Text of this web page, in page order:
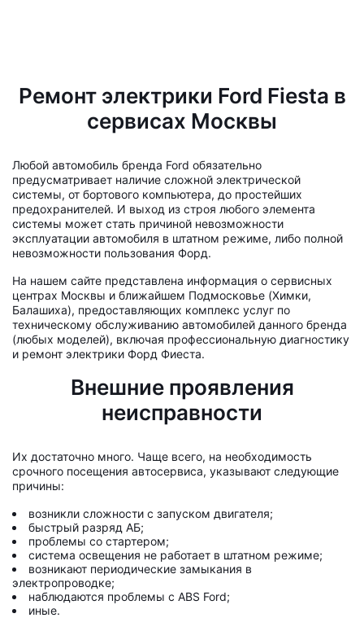
Ремонт электрики Ford Fiesta в
сервисах Москвы
Любой автомобиль бренда Ford обязательно
предусматривает наличие сложной электрической
системы, от бортового компьютера, до простейших
предохранителей. И выход из строя любого элемента
системы может стать причиной невозможности
эксплуатации автомобиля в штатном режиме, либо полной
невозможности пользования Форд.
На нашем сайте представлена информация о сервисных
центрах Москвы и ближайшем Подмосковье (Химки,
Балашиха), предоставляющих комплекс услуг по
техническому обслуживанию автомобилей данного бренда
(любых моделей), включая профессиональную диагностику
и ремонт электрики Форд Фиеста.
Внешние проявления
неисправности
Их достаточно много. Чаще всего, на необходимость
срочного посещения автосервиса, указывают следующие
причины:
возникли сложности с запуском двигателя;
быстрый разряд АБ;
проблемы со стартером;
система освещения не работает в штатном режиме;
возникают периодические замыкания в
электропроводке;
наблюдаются проблемы с ABS Ford;
иные.